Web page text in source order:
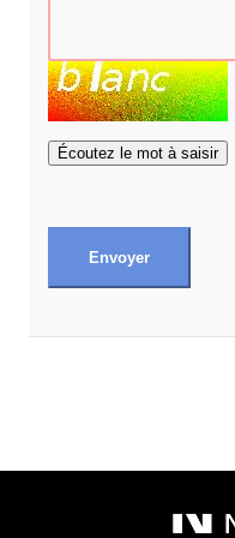
.
S
i
a
Écoutez le mot à saisir
Envoyer